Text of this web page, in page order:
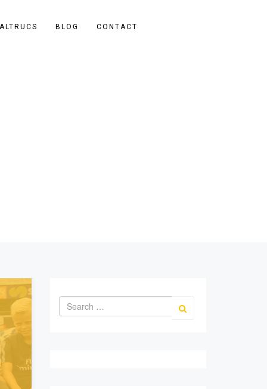
BLOG CONTACT
niet
de
Panna Voetballer of Voetbal
Influencer